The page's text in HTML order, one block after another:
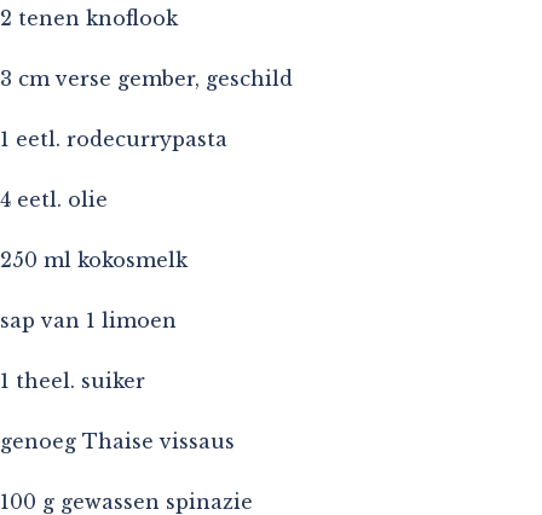
2 tenen knoflook
3 cm verse gember, geschild
1 eetl. rodecurrypasta
4 eetl. olie
250 ml kokosmelk
sap van 1 limoen
1 theel. suiker
genoeg Thaise vissaus
100 g gewassen spinazie